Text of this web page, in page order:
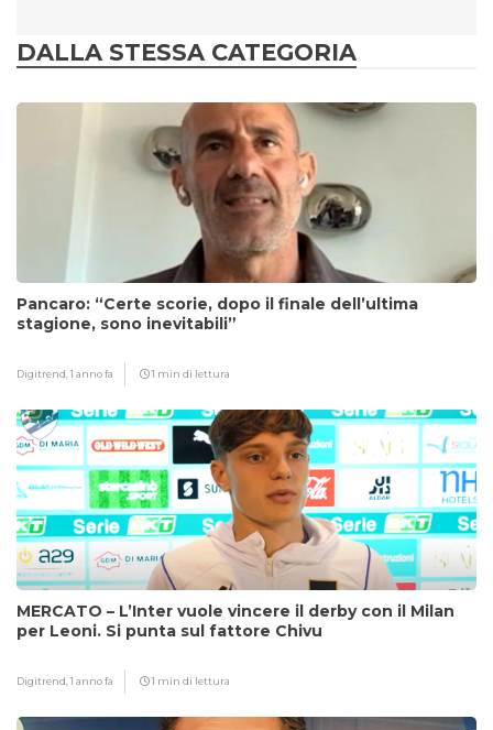
DALLA STESSA CATEGORIA
Pancaro: “Certe scorie, dopo il finale dell’ultima
stagione, sono inevitabili”
Digitrend,1 anno fa 1 min di lettura
MERCATO – L’Inter vuole vincere il derby con il Milan
per Leoni. Si punta sul fattore Chivu
Digitrend,1 anno fa 1 min di lettura